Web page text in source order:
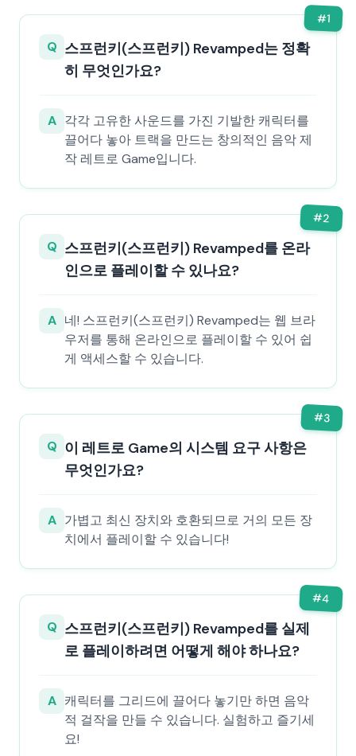
#1
Q 스프런키(스프런키) Revamped는 정확
히 무엇인가요?
A 각각 고유한 사운드를 가진 기발한 캐릭터를
끌어다 놓아 트랙을 만드는 창의적인 음악 제
작 레트로 Game입니다.
#2
Q 스프런키(스프런키) Revamped를 온라
인으로 플레이할 수 있나요?
A 네! 스프런키(스프런키) Revamped는 웹 브라
우저를 통해 온라인으로 플레이할 수 있어 쉽
게 액세스할 수 있습니다.
#3
Q 이 레트로 Game의 시스템 요구 사항은
무엇인가요?
A 가볍고 최신 장치와 호환되므로 거의 모든 장
치에서 플레이할 수 있습니다!
#4
Q 스프런키(스프런키) Revamped를 실제
로 플레이하려면 어떻게 해야 하나요?
A 캐릭터를 그리드에 끌어다 놓기만 하면 음악
적 걸작을 만들 수 있습니다. 실험하고 즐기세
요!